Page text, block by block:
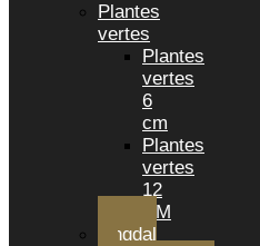
Plantes
vertes
Plantes
vertes
6
cm
Plantes
vertes
12
CM
Tingdal